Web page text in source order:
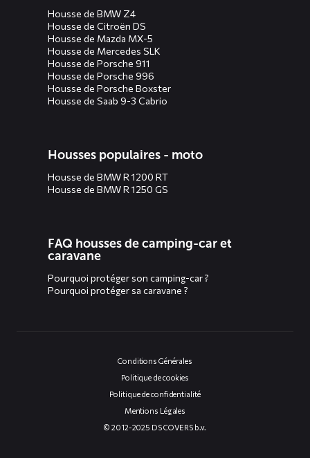
Housse de BMW Z4
Housse de Citroën DS
Housse de Mazda MX-5
Housse de Mercedes SLK
Housse de Porsche 911
Housse de Porsche 996
Housse de Porsche Boxster
Housse de Saab 9-3 Cabrio
Housses populaires - moto
Housse de BMW R 1200 RT
Housse de BMW R 1250 GS
FAQ housses de camping-car et
caravane
Pourquoi protéger son camping-car ?
Pourquoi protéger sa caravane ?
Conditions Générales
Politique de cookies
Politique de confidentialité
Mentions Légales
© 2012-2025 DS COVERS b.v.